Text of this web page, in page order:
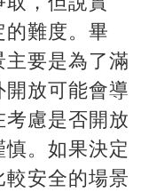
難度。畢
要是為了滿
放可能會導
慮是否開放
。如果決定
較安全的場景